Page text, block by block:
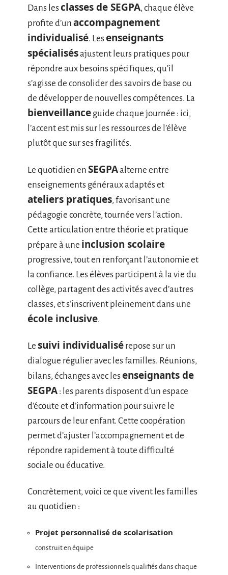
Dans lesclasses de SEGPA, chaque élève
profite d’un accompagnement
individualisé. Lesenseignants
spécialisésajustent leurs pratiques pour
répondre aux besoins spécifiques, qu’il
s’agisse de consolider des savoirs de base ou
de développer de nouvelles compétences. La
bienveillance guide chaque journée : ici,
l’accent est mis sur les ressources de l’élève
plutôt que sur ses fragilités.
Le quotidien en SEGPAalterne entre
enseignements généraux adaptés et
ateliers pratiques, favorisant une
pédagogie concrète, tournée vers l’action.
Cette articulation entre théorie et pratique
prépare à une inclusion scolaire
progressive, tout en renforçant l’autonomie et
la confiance. Les élèves participent à la vie du
collège, partagent des activités avec d’autres
classes, et s’inscrivent pleinement dans une
école inclusive.
Le suivi individualisé repose sur un
dialogue régulier avec les familles. Réunions,
bilans, échanges avec lesenseignants de
SEGPA : les parents disposent d’un espace
d’écoute et d’information pour suivre le
parcours de leur enfant. Cette coopération
permet d’ajuster l’accompagnement et de
répondre rapidement à toute difficulté
sociale ou éducative.
Concrètement, voici ce que vivent les familles
au quotidien :
Projet personnalisé de scolarisation
construit en équipe
Interventions de professionnels qualifiés dans chaque